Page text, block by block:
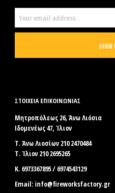
ΣΤΟΙΧΕΊΑ ΕΠΙΚΟΙΝΩΝΊΑΣ
Μητροπόλεως 26, Άνω Λιόσια
Ιδομενέως 47, Ίλιον
Τ. Άνω Λιοσίων 210 2470484
Τ. Ίλιον 210 2695265
Κ. 6973367895 / 6974543129
Email: info@fireworksfactory.gr